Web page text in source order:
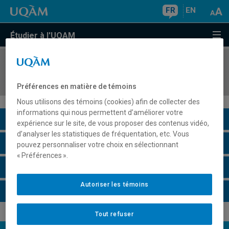
FR EN
Étudier à l'UQAM
COURS//
Description du cours
Horaire - Été 2026
Préférences en matière de témoins
Nous utilisons des témoins (cookies) afin de collecter des
informations qui nous permettent d’améliorer votre
expérience sur le site, de vous proposer des contenus vidéo,
d’analyser les statistiques de fréquentation, etc. Vous
pouvez personnaliser votre choix en sélectionnant
« Préférences ».
Tout refuser
Autoriser les témoins